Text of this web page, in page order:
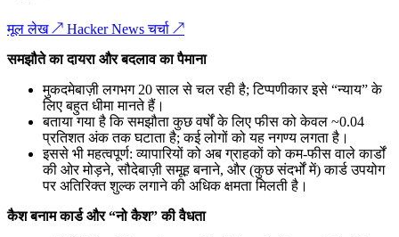
मूल लेख ↗ Hacker News चर्चा ↗
समझौते का दायरा और बदलाव का पैमाना
मुकदमेबाज़ी लगभग 20 साल से चल रही है; टिप्पणीकार इसे “न्याय” के
लिए बहुत धीमा मानते हैं।
बताया गया है कि समझौता कुछ वर्षों के लिए फीस को केवल ~0.04
प्रतिशत अंक तक घटाता है; कई लोगों को यह नगण्य लगता है।
इससे भी महत्वपूर्ण: व्यापारियों को अब ग्राहकों को कम-फीस वाले कार्डों
की ओर मोड़ने, सौदेबाज़ी समूह बनाने, और (कुछ संदर्भों में) कार्ड उपयोग
पर अतिरिक्त शुल्क लगाने की अधिक क्षमता मिलती है।
कैश बनाम कार्ड और “नो कैश” की वैधता